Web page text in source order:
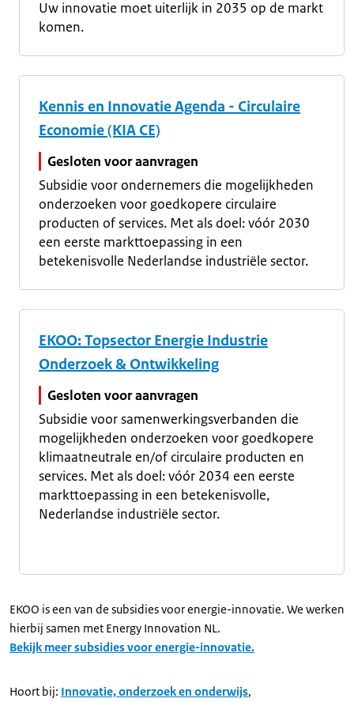
Uw innovatie moet uiterlijk in 2035 op de markt
komen.
Kennis en Innovatie Agenda - Circulaire
Economie (KIA CE)
Gesloten voor aanvragen
Subsidie voor ondernemers die mogelijkheden
onderzoeken voor goedkopere circulaire
producten of services. Met als doel: vóór 2030
een eerste markttoepassing in een
betekenisvolle Nederlandse industriële sector.
EKOO: Topsector Energie Industrie
Onderzoek & Ontwikkeling
Gesloten voor aanvragen
Subsidie voor samenwerkingsverbanden die
mogelijkheden onderzoeken voor goedkopere
klimaatneutrale en/of circulaire producten en
services. Met als doel: vóór 2034 een eerste
markttoepassing in een betekenisvolle,
Nederlandse industriële sector.
EKOO is een van de subsidies voor energie-innovatie. We werken
hierbij samen met Energy Innovation NL.
Bekijk meer subsidies voor energie-innovatie.
Hoort bij: Innovatie, onderzoek en onderwijs,